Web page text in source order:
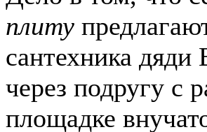
плиту
сантехника
через подругу с
площадке